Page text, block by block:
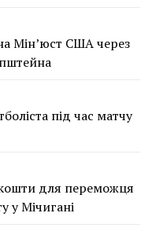
Мін’юст США через
під час матчу
для переможця
у Мічигані